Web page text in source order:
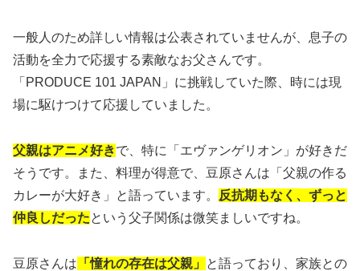
一般人のため詳しい情報は公表されていませんが、息子の
活動を全力で応援する素敵なお父さんです。
「PRODUCE 101 JAPAN」に挑戦していた際、時には現
場に駆けつけて応援していました。
父親はアニメ好きで、特に「エヴァンゲリオン」が好きだ
そうです。また、料理が得意で、豆原さんは「父親の作る
カレーが大好き」と語っています。
反抗期もなく、ずっと
仲良しだったという父子関係は微笑ましいですね。
豆原さんは 「憧れの存在は父親」
と語っており、家族との